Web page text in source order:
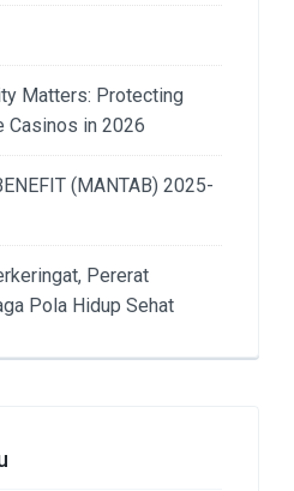
Matters: Protecting
Casinos in 2026
(MANTAB) 2025-
Pererat
Pola Hidup Sehat